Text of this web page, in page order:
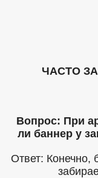
ЧАСТО
Вопрос: При
ли баннер у
Ответ: Конечно,